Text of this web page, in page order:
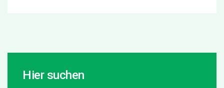
Hier suchen